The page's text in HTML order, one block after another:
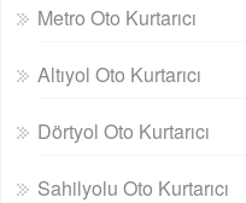
Metro Oto Kurtarıcı
Altıyol Oto Kurtarıcı
Dörtyol Oto Kurtarıcı
Sahilyolu Oto Kurtarıcı